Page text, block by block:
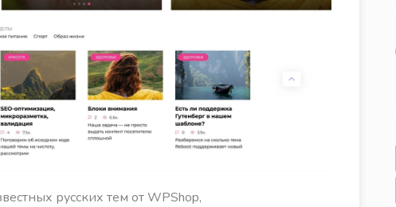
русских тем от WPShop,